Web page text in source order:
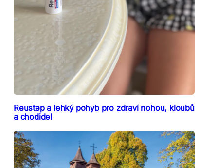
Reustep a lehký pohyb pro zdraví nohou, kloubů
a chodidel